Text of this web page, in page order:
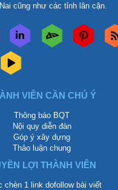
cũng như các tỉnh lân cận.
VIÊN CẦN CHÚ Ý
Thông báo BQT
Nội quy diễn đàn
Góp ý xây dựng
Thảo luận chung
LỢI THÀNH VIÊN
chèn 1 link dofollow bài viết